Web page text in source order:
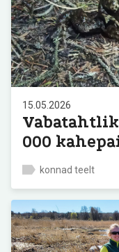
15.05.2026
000
konnad teelt